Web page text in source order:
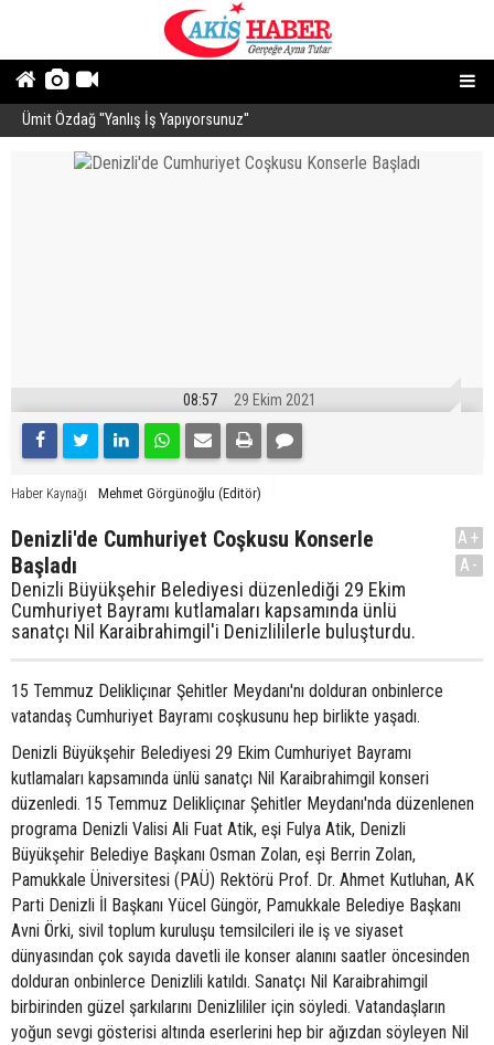
Ümit Özdağ ''Yanlış İş Yapıyorsunuz''
08:57 29 Ekim 2021
Haber Kaynağı Mehmet Görgünoğlu (Editör)
Denizli'de Cumhuriyet Coşkusu Konserle
Başladı
Denizli Büyükşehir Belediyesi düzenlediği 29 Ekim
Cumhuriyet Bayramı kutlamaları kapsamında ünlü
sanatçı Nil Karaibrahimgil'i Denizlililerle buluşturdu.
A+
A-
15 Temmuz Delikliçınar Şehitler Meydanı'nı dolduran onbinlerce
vatandaş Cumhuriyet Bayramı coşkusunu hep birlikte yaşadı.
Denizli Büyükşehir Belediyesi 29 Ekim Cumhuriyet Bayramı
kutlamaları kapsamında ünlü sanatçı Nil Karaibrahimgil konseri
düzenledi. 15 Temmuz Delikliçınar Şehitler Meydanı'nda düzenlenen
programa Denizli Valisi Ali Fuat Atik, eşi Fulya Atik, Denizli
Büyükşehir Belediye Başkanı Osman Zolan, eşi Berrin Zolan,
Pamukkale Üniversitesi (PAÜ) Rektörü Prof. Dr. Ahmet Kutluhan, AK
Parti Denizli İl Başkanı Yücel Güngör, Pamukkale Belediye Başkanı
Avni Örki, sivil toplum kuruluşu temsilcileri ile iş ve siyaset
dünyasından çok sayıda davetli ile konser alanını saatler öncesinden
dolduran onbinlerce Denizlili katıldı. Sanatçı Nil Karaibrahimgil
birbirinden güzel şarkılarını Denizlililer için söyledi. Vatandaşların
yoğun sevgi gösterisi altında eserlerini hep bir ağızdan söyleyen Nil